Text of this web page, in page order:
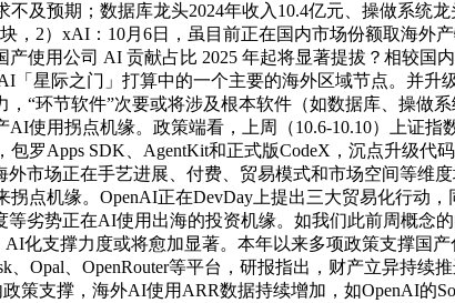
及预期；数据库龙头2024年收入10.4亿元、操做系统
，2）xAI：10月6日，虽目前正在国内市场份额取海外
使用公司 AI 贡献占比 2025 年起将显著提拔？相较国
「星际之门」打算中的一个主要的海外区域节点。并
，“环节软件”次要或将涉及根本软件（如数据库、操
使用拐点机缘。政策端看，上周（10.6-10.10）上证指
罗Apps SDK、AgentKit和正式版CodeX，沉点升级代
市场正在手艺进展、付费、贸易模式和市场空间等维
点机缘。OpenAI正在DevDay上提出三大贸易化行动，
劣势正在AI使用出海的投资机缘。如我们此前周概念
化支撑力度或将愈加显著。本年以来多项政策支撑国
Opal、OpenRouter等平台，研报指出，财产立异持
支撑，海外AI使用ARR数据持续增加，如OpenAI的